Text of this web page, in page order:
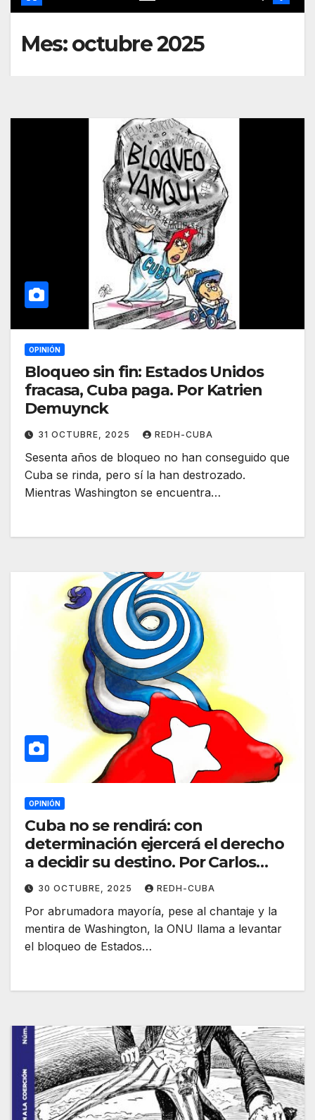
Mes:octubre 2025
OPINIÓN
Bloqueo sin fin: Estados Unidos
fracasa, Cuba paga. Por Katrien
Demuynck
31 OCTUBRE, 2025 REDH-CUBA
Sesenta años de bloqueo no han conseguido que
Cuba se rinda, pero sí la han destrozado.
Mientras Washington se encuentra…
OPINIÓN
Cuba no se rendirá: con
determinación ejercerá el derecho
a decidir su destino. Por Carlos
Fazio
30 OCTUBRE, 2025 REDH-CUBA
Por abrumadora mayoría, pese al chantaje y la
mentira de Washington, la ONU llama a levantar
el bloqueo de Estados…